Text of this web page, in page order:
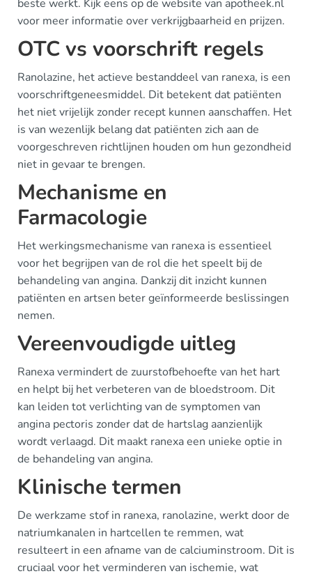
beste werkt. Kijk eens op de website van apotheek.nl
voor meer informatie over verkrijgbaarheid en prijzen.
OTC vs voorschrift regels
Ranolazine, het actieve bestanddeel van ranexa, is een
voorschriftgeneesmiddel. Dit betekent dat patiënten
het niet vrijelijk zonder recept kunnen aanschaffen. Het
is van wezenlijk belang dat patiënten zich aan de
voorgeschreven richtlijnen houden om hun gezondheid
niet in gevaar te brengen.
Mechanisme en
Farmacologie
Het werkingsmechanisme van ranexa is essentieel
voor het begrijpen van de rol die het speelt bij de
behandeling van angina. Dankzij dit inzicht kunnen
patiënten en artsen beter geïnformeerde beslissingen
nemen.
Vereenvoudigde uitleg
Ranexa vermindert de zuurstofbehoefte van het hart
en helpt bij het verbeteren van de bloedstroom. Dit
kan leiden tot verlichting van de symptomen van
angina pectoris zonder dat de hartslag aanzienlijk
wordt verlaagd. Dit maakt ranexa een unieke optie in
de behandeling van angina.
Klinische termen
De werkzame stof in ranexa, ranolazine, werkt door de
natriumkanalen in hartcellen te remmen, wat
resulteert in een afname van de calciuminstroom. Dit is
cruciaal voor het verminderen van ischemie, wat